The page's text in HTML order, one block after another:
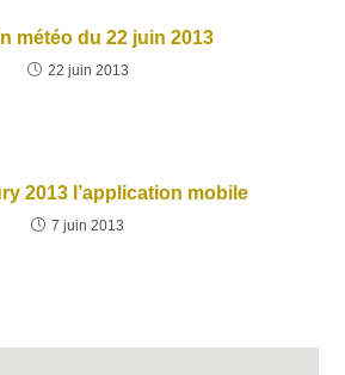
météo du 22 juin 2013
22 juin 2013
2013 l’application mobile
7 juin 2013